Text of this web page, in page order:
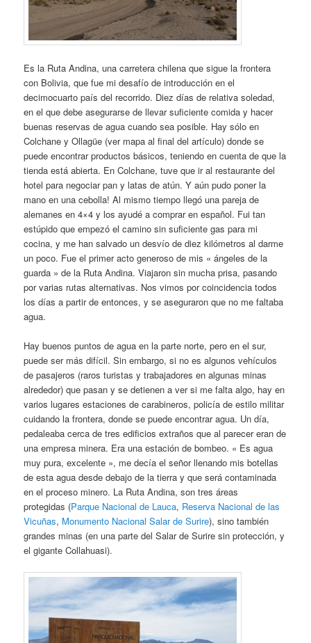
Es la Ruta Andina, una carretera chilena que sigue la frontera
con Bolivia, que fue mi desafío de introducción en el
decimocuarto país del recorrido. Diez días de relativa soledad,
en el que debe asegurarse de llevar suficiente comida y hacer
buenas reservas de agua cuando sea posible. Hay sólo en
Colchane y Ollagüe (ver mapa al final del artículo) donde se
puede encontrar productos básicos, teniendo en cuenta de que la
tienda está abierta. En Colchane, tuve que ir al restaurante del
hotel para negociar pan y latas de atún. Y aún pudo poner la
mano en una cebolla! Al mismo tiempo llegó una pareja de
alemanes en 4×4 y los ayudé a comprar en español. Fui tan
estúpido que empezó el camino sin suficiente gas para mi
cocina, y me han salvado un desvío de diez kilómetros al darme
un poco. Fue el primer acto generoso de mis « ángeles de la
guarda » de la Ruta Andina. Viajaron sin mucha prisa, pasando
por varias rutas alternativas. Nos vimos por coincidencia todos
los días a partir de entonces, y se aseguraron que no me faltaba
agua.
Hay buenos puntos de agua en la parte norte, pero en el sur,
puede ser más difícil. Sin embargo, si no es algunos vehículos
de pasajeros (raros turistas y trabajadores en algunas minas
alrededor) que pasan y se detienen a ver si me falta algo, hay en
varios lugares estaciones de carabineros, policía de estilo militar
cuidando la frontera, donde se puede encontrar agua. Un día,
pedaleaba cerca de tres edificios extraños que al parecer eran de
una empresa minera. Era una estación de bombeo. « Es agua
muy pura, excelente », me decía el señor llenando mis botellas
de esta agua desde debajo de la tierra y que será contaminada
en el proceso minero. La Ruta Andina, son tres áreas
protegidas (Parque Nacional de Lauca, Reserva Nacional de las
Vicuñas, Monumento Nacional Salar de Surire), sino también
grandes minas (en una parte del Salar de Surire sin protección, y
el gigante Collahuasi).